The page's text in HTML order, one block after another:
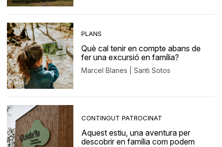
PLANS
Què cal tenir en compte abans de
fer una excursió en família?
Marcel Blanes | Santi Sotos
CONTINGUT PATROCINAT
Aquest estiu, una aventura per
descobrir en família com podem